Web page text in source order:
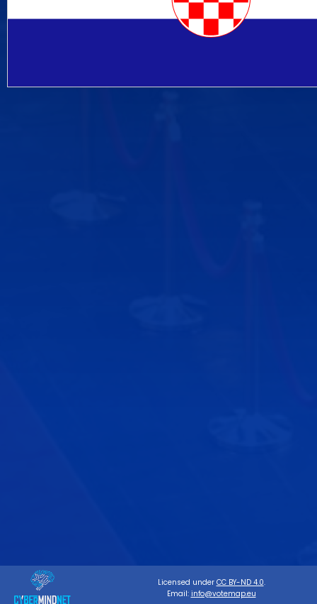
Licensed under CC BY-ND 4.0.
Email: info@votemap.eu